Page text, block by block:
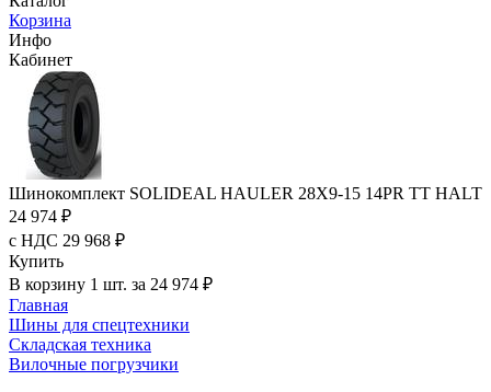
Корзина
Инфо
Кабинет
Шинокомплект SOLIDEAL HAULER 28X9-15 14PR TT HALT
24 974 ₽
с НДС 29 968 ₽
Купить
В корзину 1 шт. за 24 974 ₽
Главная
Шины для спецтехники
Складская техника
Вилочные погрузчики